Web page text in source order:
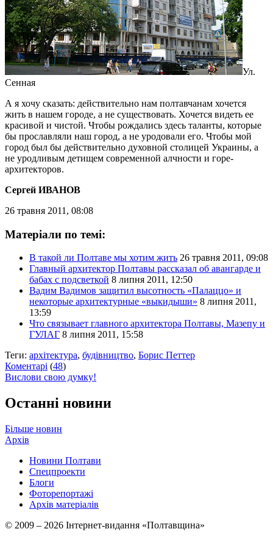
Ул.
Сенная
А я хочу сказать: действительно нам полтавчанам хочется
жить в нашем городе, а не существовать. Хочется видеть ее
красивой и чистой. Чтобы рождались здесь таланты, которые
бы прославляли наш город, а не уродовали его. Чтобы мой
город был бы действительно духовной столицей Украины, а
не уродливым детищем современной алчности и горе-
архитекторов.
Сергей ИВАНОВ
26 травня 2011, 08:08
Матеріали по темі:
В такой ли Полтаве мы хотим жить 26 травня 2011, 09:08
Главный архитектор Полтавы рассказал об авангарде и
бабах с подсветкой 8 липня 2011, 12:50
Вадим Вадимов защитил высотность «Палаццо» и
некоторые архитектурные «выкидыши» 8 липня 2011,
13:59
Что связывает главного архитектора Полтавы, Мазепу и
ГУЛАГ 8 липня 2011, 15:58
Теги: архітектура, будівництво, Борис Петтер
Коментарі (48)
Вислови свою думку!
Останні новини
Більше новин
Архів
Новини Полтави
Спецпроекти
Блоги
Фоторепортажі
Архів матеріалів
© 2009 – 2026 Інтернет-видання «Полтавщина»